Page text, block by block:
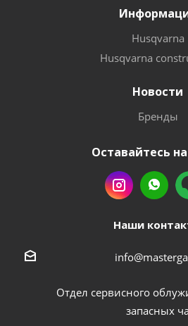
Husqvarna
Husqvarna
Новости
Бренды
Оставайтесь
Наши
Отдел сервисного
запасных